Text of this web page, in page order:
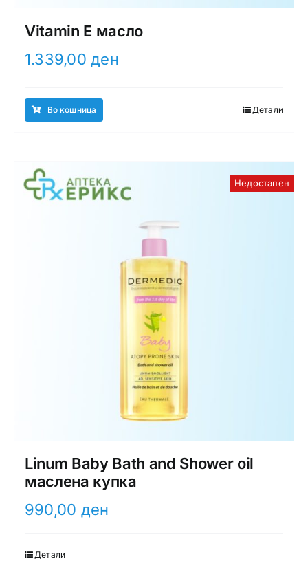
Vitamin E масло
1.339,00ден
Во кошница Детали
Недостапен
Linum Baby Bath and Shower oil
маслена купка
990,00 ден
Детали